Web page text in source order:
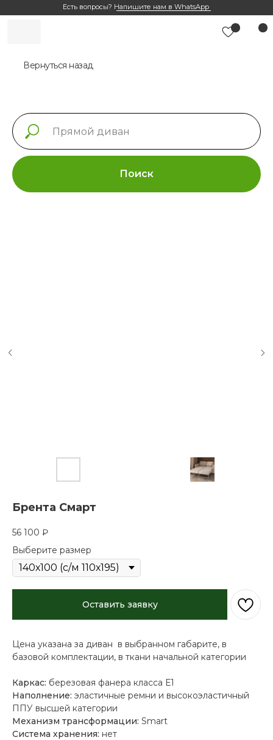
Есть вопросы? Напишите нам в WhatsApp
Вернуться назад
Поиск
Брента Смарт
56 100 ₽
Выберите размер
Оставить заявку
Цена указана за диван в выбранном габарите, в
базовой комплектации, в ткани начальной категории
Каркас: березовая фанера класса Е1
Наполнение: эластичные ремни и высокоэластичный
ППУ высшей категории
Механизм трансформации: Smart
Система хранения: нет